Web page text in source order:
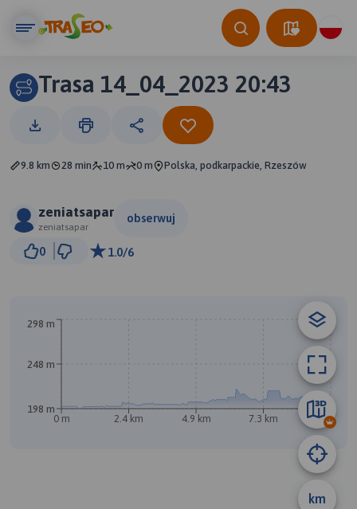
Trasa 14_04_2023 20:43
9.8 km 28 min 10 m 0 m Polska, podkarpackie, Rzeszów
zeniatsapar
zeniatsapar
obserwuj
0 1.0/6
km
0 m 2.4 km 4.9 km 7.3 km 9.8 km
198 m
248 m
298 m